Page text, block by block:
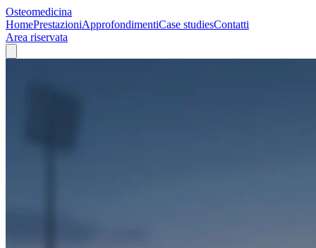
Osteomedicina
HomePrestazioniApprofondimentiCase studiesContatti
Area riservata